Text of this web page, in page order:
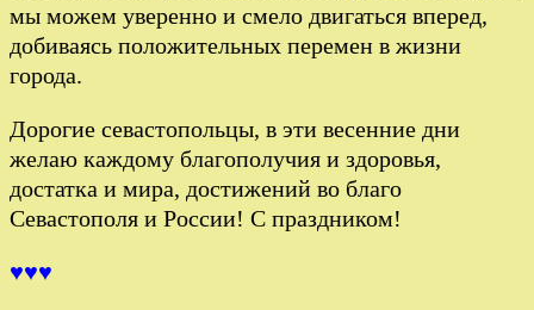
мы можем уверенно и смело двигаться вперед,
добиваясь положительных перемен в жизни
города.
Дорогие севастопольцы, в эти весенние дни
желаю каждому благополучия и здоровья,
достатка и мира, достижений во благо
Севастополя и России! С праздником!
♥♥♥